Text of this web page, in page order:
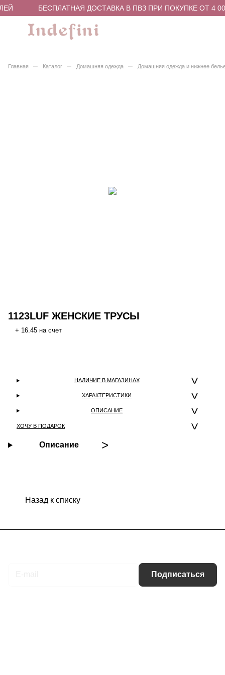
БЕСПЛАТНАЯ ДОСТАВКА В ПВЗ ПРИ ПОКУПКЕ ОТ 4
Главная – Каталог – Домашняя одежда – Домашняя одежда и нижнее
1123LUF ЖЕНСКИЕ ТРУСЫ
+ 16.45 на счет
НАЛИЧИЕ В МАГАЗИНАХ
ХАРАКТЕРИСТИКИ
ОПИСАНИЕ
ХОЧУ В ПОДАРОК
Описание
Назад к списку
Подписаться